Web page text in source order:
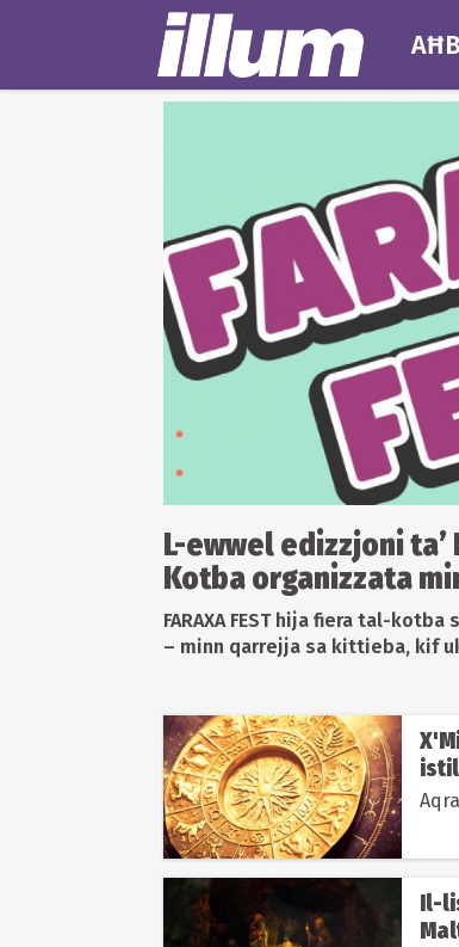
L-ewwel edizzjoni ta’
Kotba organizzata
FARAXA FEST hija fiera tal-
– minn qarrejja sa kittieba, kif
Il-